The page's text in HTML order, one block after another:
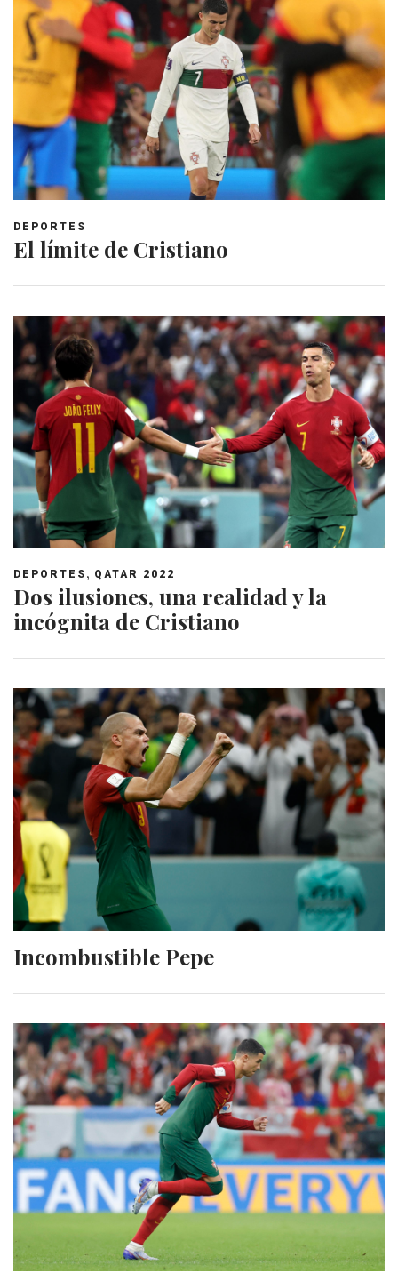
DEPORTES
El límite de Cristiano
DEPORTES , QATAR 2022
Dos ilusiones, una realidad y la
incógnita de Cristiano
Incombustible Pepe